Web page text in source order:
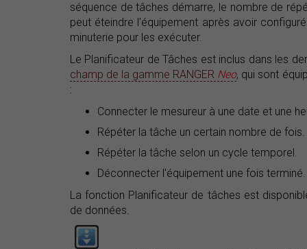
séquence de tâches démarre, le nombre de
peut éteindre l'équipement après avoir
minuterie pour les exécuter.
Le Planificateur de Tâches est inclus dans les
champ de la gamme RANGER Neo, qui sont
:
Connecter le mesureur à une date et une
Répéter la tâche un certain nombre de fois.
Répéter la tâche selon un cycle temporel.
Déconnecter l'équipement une fois terminé.
La fonction Planificateur de tâches est
de données.